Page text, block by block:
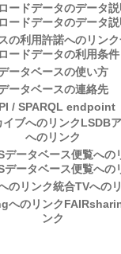
ードデータのデータ説
ードデータのデータ説
の利用許諾へのリンク
ードデータの利用条件
ータベースの使い方
ータベースの連絡先
/ SPARQL endpoint
ブへのリンクLSDB
へのリンク
データベース便覧への
データベース便覧への
のリンク統合TVへの
へのリンク
ンク